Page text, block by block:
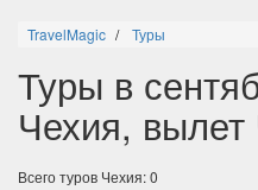
TravelMagic Туры
Туры в
Чехия,
Всего туров Чехия: 0